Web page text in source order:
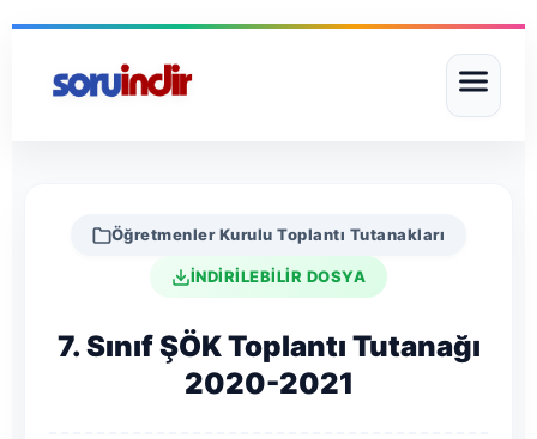
Öğretmenler Kurulu Toplantı Tutanakları
İNDİRİLEBİLİR DOSYA
7. Sınıf ŞÖK Toplantı Tutanağı
2020-2021